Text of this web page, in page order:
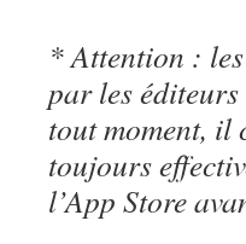
* Attention :
par les éditeurs
tout moment, il
toujours
l’App Store